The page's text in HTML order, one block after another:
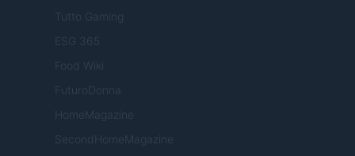
Tutto Gaming
ESG 365
Food Wiki
FuturoDonna
HomeMagazine
SecondHomeMagazine